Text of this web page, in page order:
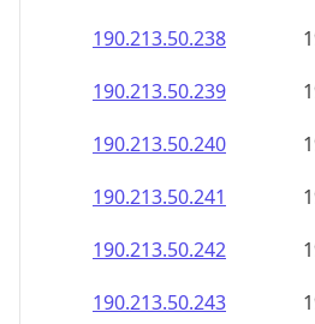
190.213.50.238
190.213.50.239
190.213.50.240
190.213.50.241
190.213.50.242
190.213.50.243